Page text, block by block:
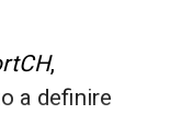
,
a definire